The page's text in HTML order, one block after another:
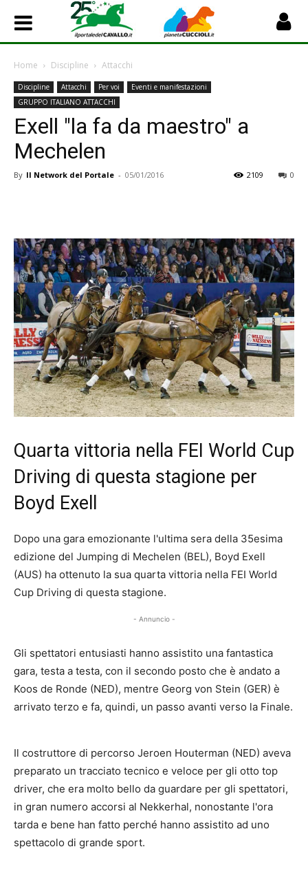
Home Discipline Attacchi
Discipline Attacchi Per voi
Eventi e manifestazioni
GRUPPO ITALIANO ATTACCHI
Exell "la fa da maestro" a
Mechelen
By Il Network del Portale - 05/01/2016 0
2109
Quarta vittoria nella FEI World Cup
Driving di questa stagione per
Boyd Exell
Dopo una gara emozionante l'ultima sera della 35esima
edizione del Jumping di Mechelen (BEL), Boyd Exell
(AUS) ha ottenuto la sua quarta vittoria nella FEI World
Cup Driving di questa stagione.
- Annuncio -
Gli spettatori entusiasti hanno assistito una fantastica
gara, testa a testa, con il secondo posto che è andato a
Koos de Ronde (NED), mentre Georg von Stein (GER) è
arrivato terzo e fa, quindi, un passo avanti verso la Finale.
Il costruttore di percorso Jeroen Houterman (NED) aveva
preparato un tracciato tecnico e veloce per gli otto top
driver, che era molto bello da guardare per gli spettatori,
in gran numero accorsi al Nekkerhal, nonostante l'ora
tarda e bene han fatto perché hanno assistito ad uno
spettacolo di grande sport.